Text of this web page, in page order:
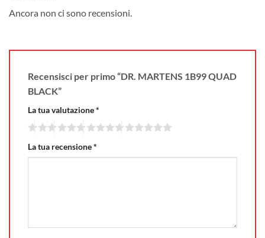
Ancora non ci sono recensioni.
Recensisci per primo “DR. MARTENS 1B99 QUAD
BLACK”
La tua valutazione*
La tua recensione*